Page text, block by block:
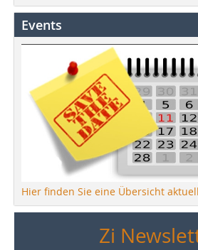
Events
Hier finden Sie eine Übersicht
Zi